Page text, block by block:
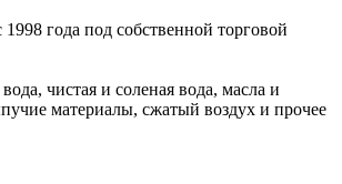
года под собственной торговой
чистая и соленая вода, масла и
материалы, сжатый воздух и прочее